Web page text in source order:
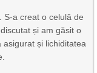
S-a creat o celulă de
și am găsit o
și lichiditatea